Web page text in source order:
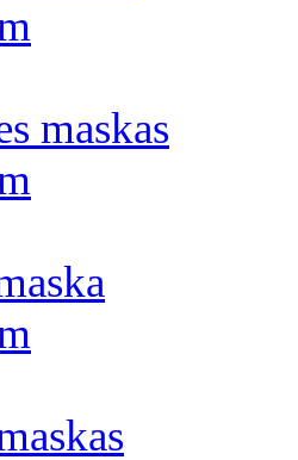
maskas